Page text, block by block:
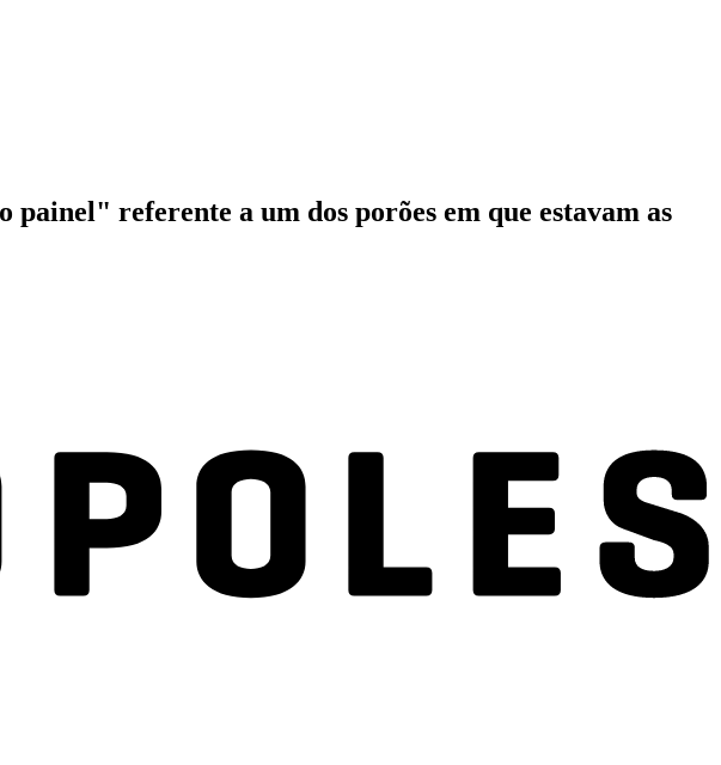
referente a um dos porões em que estavam as